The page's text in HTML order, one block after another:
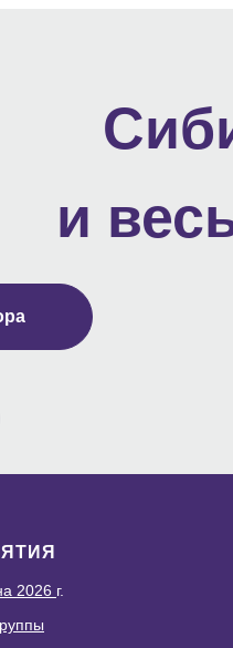
и
2026 г.